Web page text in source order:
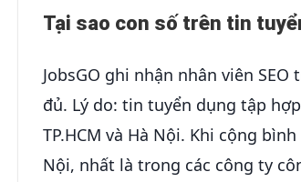
Tại sao con số trên tin
JobsGO ghi nhận nhân viên
đủ. Lý do: tin tuyển dụng tập
TP.HCM và Hà Nội. Khi cộng
Nội, nhất là trong các công ty